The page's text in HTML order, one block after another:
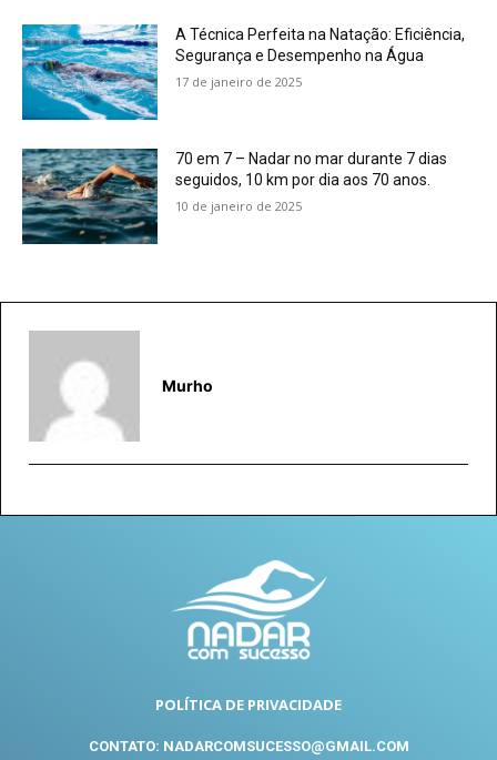
A Técnica Perfeita na Natação: Eficiência,
Segurança e Desempenho na Água
17 de janeiro de 2025
70 em 7 – Nadar no mar durante 7 dias
seguidos, 10 km por dia aos 70 anos.
10 de janeiro de 2025
Murho
POLÍTICA DE PRIVACIDADE
CONTATO: NADARCOMSUCESSO@GMAIL.COM